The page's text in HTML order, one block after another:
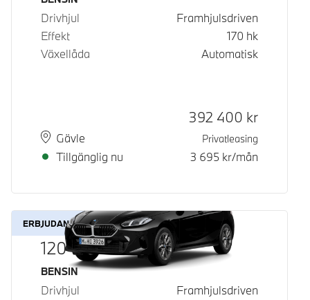
Drivhjul
Framhjulsdriven
Effekt
170 hk
Växellåda
Automatisk
PlatsGävle
Leveranstid
Tillgänglig nu
Kontantpris
392 400 kr
Privatleasing
3 695 kr/mån
ERBJUDANDE
120
Bränsle
BENSIN
Drivhjul
Framhjulsdriven